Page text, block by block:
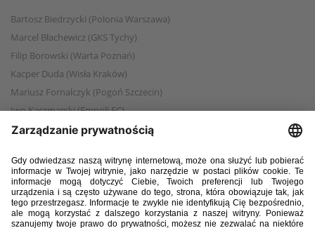
Bartosz Biedrzycki (Polonia Warszawa)
Marcel Błachewicz (GKS Tychy)
Filip Borowski (Warta Poznań)
Kacper Duda (Wisła Kraków)
Mariusz Fornalczyk (Pogoń Szczecin)
Iwo Kaczmarski (Empoli FC)
Maciej Kikolski (GKS Tychy)
Mateusz Kowalczyk (Broendby IF)
Antoni Kozubal (GKS Katowice)
Jordan Majchrzak (Puszcza Niepołomice)
Dominik Marczuk (Jagiellonia Białystok)